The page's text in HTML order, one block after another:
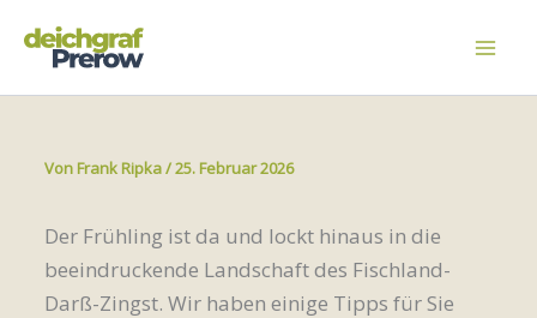
Inhalt
Von Frank Ripka/25. Februar 2026
Der Frühling ist da und lockt hinaus in die
beeindruckende Landschaft des Fischland-
Darß-Zingst. Wir haben einige Tipps für Sie